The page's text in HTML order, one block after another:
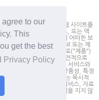
to our
This
get the best
Privacy Policy
에 명시되어 있거나, 본 웹 사이트를
스로부터 링크, 다운로드, 또는 액
정확성이나 신뢰성에 대해 어떠한 보
와 관련된 광고, 기타 정보 또는 제
제품, 정보 또는 기타 자료("제품")
자료에 대한 신뢰 여부가 전적으로
다. OCKorea365.com은 서비스와
료 및 제품과 관련하여 상품성, 특정
되지 않고 모든 명시적 또는 묵시적
OCKorea365.com은 서비스, 자료
적인 손해에 대해서 책임을 지지 않